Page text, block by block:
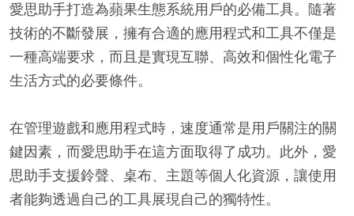
愛思助手打造為蘋果生態系統用戶的必備工具。隨著
技術的不斷發展，擁有合適的應用程式和工具不僅是
一種高端要求，而且是實現互聯、高效和個性化電子
生活方式的必要條件。
在管理遊戲和應用程式時，速度通常是用戶關注的關
鍵因素，而愛思助手在這方面取得了成功。此外，愛
思助手支援鈴聲、桌布、主題等個人化資源，讓使用
者能夠透過自己的工具展現自己的獨特性。